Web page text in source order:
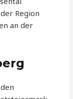
Region
an der